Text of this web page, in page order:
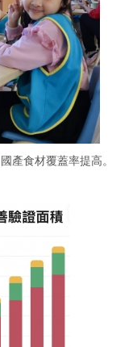
產食材覆蓋率提高。